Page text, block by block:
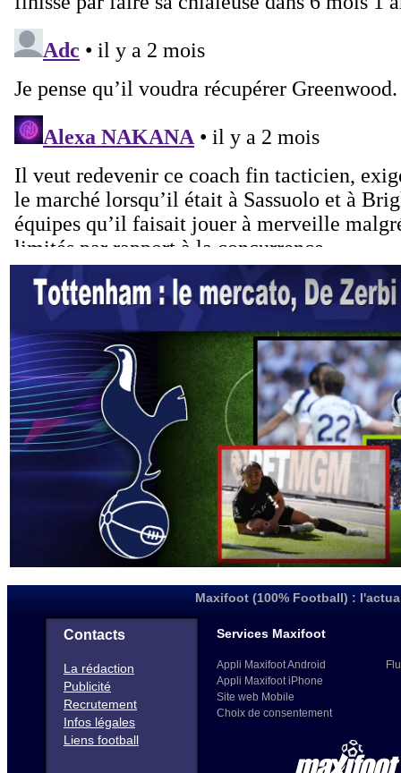
Maxifoot (100% Football) :
Contacts
La rédaction
Publicité
Recrutement
Infos légales
Liens football
Services Maxifoot
Appli Maxifoot Android
Appli Maxifoot iPhone
Site web Mobile
Choix de consentement